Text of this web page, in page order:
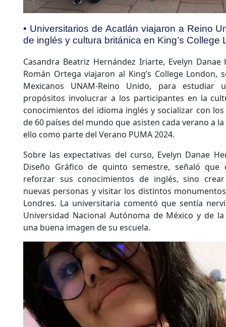
• Universitarios de Acatlán viajaron a Reino
de inglés y cultura británica en King’s College
Casandra Beatriz Hernández Iriarte, Evelyn
Román Ortega viajaron al King’s College London,
Mexicanos UNAM-Reino Unido, para
propósitos involucrar a los participantes en la
conocimientos del idioma inglés y socializar con
de 60 países del mundo que asisten cada verano a
ello como parte del Verano PUMA 2024.
Sobre las expectativas del curso, Evelyn Danae
Diseño Gráfico de quinto semestre, señaló
reforzar sus conocimientos de inglés, sino
nuevas personas y visitar los distintos
Londres. La universitaria comentó que sentía
Universidad Nacional Autónoma de México y de la
una buena imagen de su escuela.